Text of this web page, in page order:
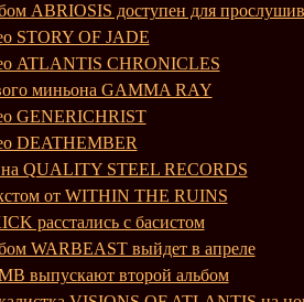
ABRIOSIS доступен для
STORY OF JADE
ATLANTIS CHRONICLES
миньона GAMMA RAY
GENERICHRIST
DEATHEMBER
QUALITY STEEL RECORDS
от WITHIN THE RUINS
расстались с басистом
WARBEAST выйдет в апреле
выпускают второй альбом